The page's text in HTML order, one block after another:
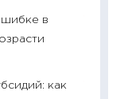
в
как